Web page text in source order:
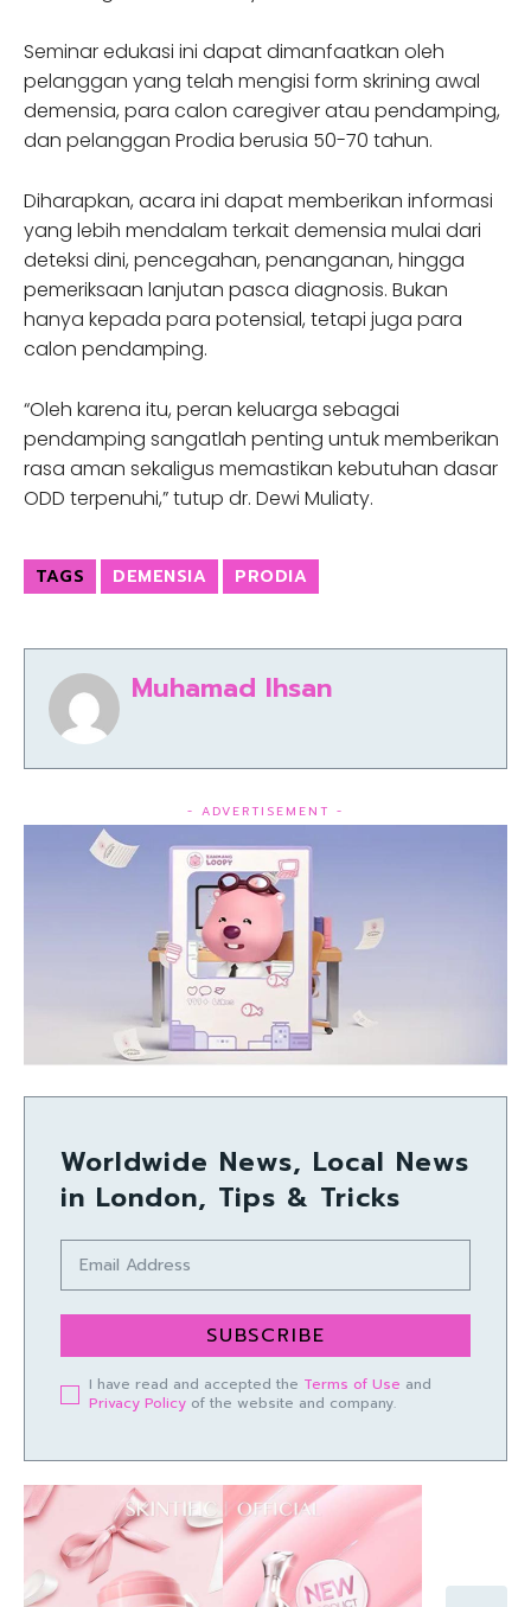
Seminar edukasi ini dapat dimanfaatkan oleh
pelanggan yang telah mengisi form skrining awal
demensia, para calon caregiver atau pendamping,
dan pelanggan Prodia berusia 50-70 tahun.
Diharapkan, acara ini dapat memberikan informasi
yang lebih mendalam terkait demensia mulai dari
deteksi dini, pencegahan, penanganan, hingga
pemeriksaan lanjutan pasca diagnosis. Bukan
hanya kepada para potensial, tetapi juga para
calon pendamping.
“Oleh karena itu, peran keluarga sebagai
pendamping sangatlah penting untuk memberikan
rasa aman sekaligus memastikan kebutuhan dasar
ODD terpenuhi,” tutup dr. Dewi Muliaty.
TAGS DEMENSIA PRODIA
Muhamad Ihsan
- ADVERTISEMENT -
Worldwide News, Local News
in London, Tips & Tricks
SUBSCRIBE
I have read and accepted the Terms of Use and
Privacy Policy of the website and company.